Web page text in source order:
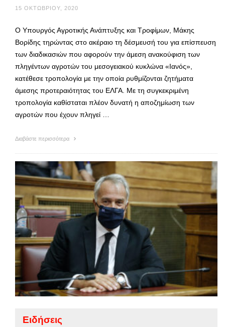
15 ΟΚΤΩΒΡΊΟΥ, 2020
Ο Υπουργός Αγροτικής Ανάπτυξης και Τροφίμων, Μάκης
Βορίδης τηρώντας στο ακέραιο τη δέσμευσή του για επίσπευση
των διαδικασιών που αφορούν την άμεση ανακούφιση των
πληγέντων αγροτών του μεσογειακού κυκλώνα «Ιανός»,
κατέθεσε τροπολογία με την οποία ρυθμίζονται ζητήματα
άμεσης προτεραιότητας του ΕΛΓΑ. Με τη συγκεκριμένη
τροπολογία καθίσταται πλέον δυνατή η αποζημίωση των
αγροτών που έχουν πληγεί …
Διαβάστε περισσότερα
Ειδήσεις